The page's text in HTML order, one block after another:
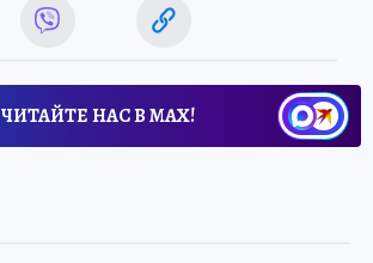
ЧИТАЙТЕ НАС В МАХ!